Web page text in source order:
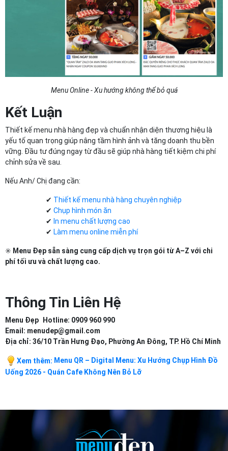
Menu Online - Xu hướng không thể bỏ quá
Kết Luận
Thiết kế menu nhà hàng đẹp và chuẩn nhận diện thương hiệu là
yếu tố quan trọng giúp nâng tầm hình ảnh và tăng doanh thu bền
vững. Đầu tư đúng ngay từ đầu sẽ giúp nhà hàng tiết kiệm chi phí
chỉnh sửa về sau.
Nếu Anh/ Chị đang cần:
✔ Thiết kế menu nhà hàng chuyên nghiệp
✔ Chụp hình món ăn
✔ In menu chất lượng cao
✔ Làm menu online miễn phí
✳️ Menu Đẹp sẵn sàng cung cấp dịch vụ trọn gói từ A–Z với chi
phí tối ưu và chất lượng cao.
Thông Tin Liên Hệ
Menu Đẹp Hotline: 0909 960 990
Email: menudep@gmail.com
Địa chỉ: 36/10 Trần Hưng Đạo, Phường An Đông, TP. Hồ Chí Minh
Xem thêm: Menu QR – Digital Menu: Xu Hướng Chụp Hình Đồ
Uống 2026 - Quán Cafe Không Nên Bỏ Lỡ